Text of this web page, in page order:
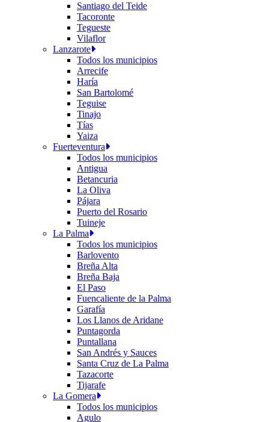
Santiago del Teide
Tacoronte
Tegueste
Vilaflor
Lanzarote
Todos los municipios
Arrecife
Haría
San Bartolomé
Teguise
Tinajo
Tías
Yaiza
Fuerteventura
Todos los municipios
Antigua
Betancuria
La Oliva
Pájara
Puerto del Rosario
Tuineje
La Palma
Todos los municipios
Barlovento
Breña Alta
Breña Baja
El Paso
Fuencaliente de la Palma
Garafía
Los Llanos de Aridane
Puntagorda
Puntallana
San Andrés y Sauces
Santa Cruz de La Palma
Tazacorte
Tijarafe
La Gomera
Todos los municipios
Agulo